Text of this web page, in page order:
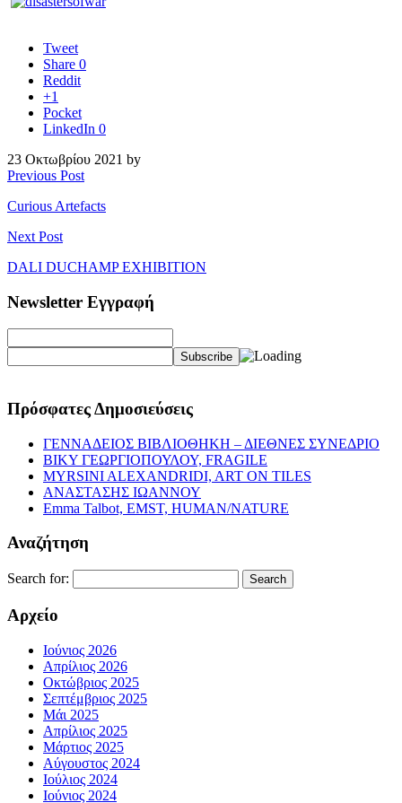
Tweet
Share 0
Reddit
+1
Pocket
LinkedIn 0
23 Οκτωβρίου 2021 by
Previous Post
Curious Artefacts
Next Post
DALI DUCHAMP EXHIBITION
Newsletter Εγγραφή
Πρόσφατες Δημοσιεύσεις
ΓΕΝΝΑΔΕΙΟΣ ΒΙΒΛΙΟΘΗΚΗ – ΔΙΕΘΝΕΣ ΣΥΝΕΔΡΙΟ
ΒΙΚΥ ΓΕΩΡΓΙΟΠΟΥΛΟΥ, FRAGILE
MYRSINI ALEXANDRIDI, ART ON TILES
ΑΝΑΣΤΑΣΗΣ ΙΩΑΝΝΟΥ
Emma Talbot, EMST, HUMAN/NATURE
Αναζήτηση
Search for:
Αρχείο
Ιούνιος 2026
Απρίλιος 2026
Οκτώβριος 2025
Σεπτέμβριος 2025
Μάι 2025
Απρίλιος 2025
Μάρτιος 2025
Αύγουστος 2024
Ιούλιος 2024
Ιούνιος 2024